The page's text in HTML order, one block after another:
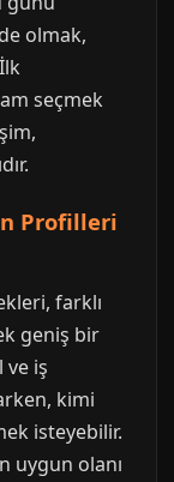
olmak,
seçmek
Profilleri
farklı
geniş bir
ve iş
kimi
isteyebilir.
uygun olanı